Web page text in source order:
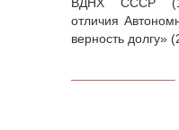
отличия
верность долгу»